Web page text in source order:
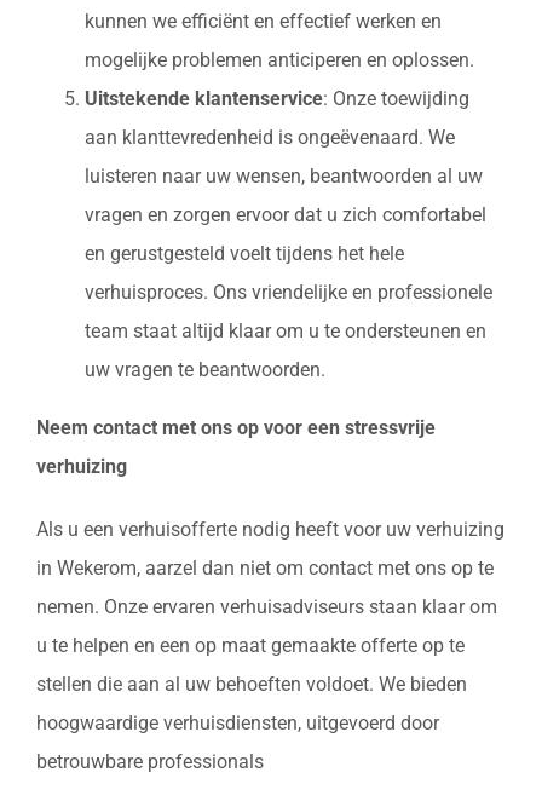
kunnen we efficiënt en effectief werken en
mogelijke problemen anticiperen en oplossen.
Uitstekende klantenservice: Onze toewijding
aan klanttevredenheid is ongeëvenaard. We
luisteren naar uw wensen, beantwoorden al uw
vragen en zorgen ervoor dat u zich comfortabel
en gerustgesteld voelt tijdens het hele
verhuisproces. Ons vriendelijke en professionele
team staat altijd klaar om u te ondersteunen en
uw vragen te beantwoorden.
Neem contact met ons op voor een stressvrije
verhuizing
Als u een verhuisofferte nodig heeft voor uw verhuizing
in Wekerom, aarzel dan niet om contact met ons op te
nemen. Onze ervaren verhuisadviseurs staan klaar om
u te helpen en een op maat gemaakte offerte op te
stellen die aan al uw behoeften voldoet. We bieden
hoogwaardige verhuisdiensten, uitgevoerd door
betrouwbare professionals